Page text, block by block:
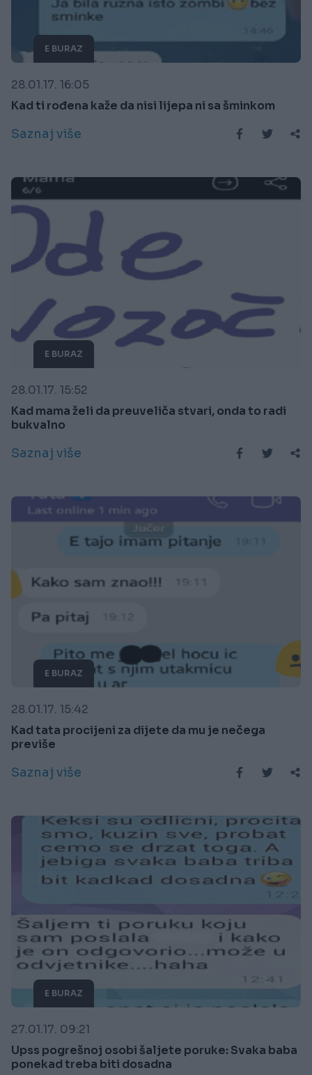
E BURAZ
28.01.17. 16:05
Kad ti rođena kaže da nisi lijepa ni sa šminkom
Saznaj više
E BURAZ
28.01.17. 15:52
Kad mama želi da preuveliča stvari, onda to radi
bukvalno
Saznaj više
E BURAZ
28.01.17. 15:42
Kad tata procijeni za dijete da mu je nečega
previše
Saznaj više
E BURAZ
27.01.17. 09:21
Upss pogrešnoj osobi šaljete poruke: Svaka baba
ponekad treba biti dosadna